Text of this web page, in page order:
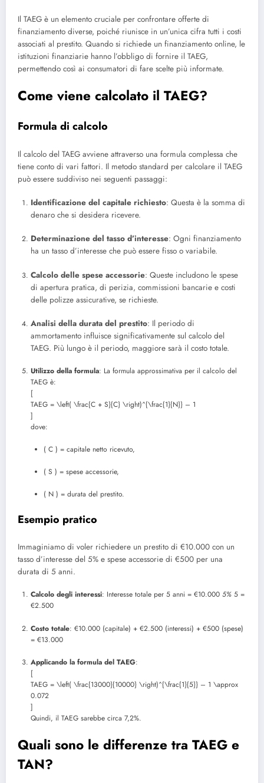
Il TAEG è un elemento cruciale per confrontare offerte di
finanziamento diverse, poiché riunisce in un’unica cifra tutti i costi
associati al prestito. Quando si richiede un finanziamento online, le
istituzioni finanziarie hanno l’obbligo di fornire il TAEG,
permettendo così ai consumatori di fare scelte più informate.
Come viene calcolato il TAEG?
Formula di calcolo
Il calcolo del TAEG avviene attraverso una formula complessa che
tiene conto di vari fattori. Il metodo standard per calcolare il TAEG
può essere suddiviso nei seguenti passaggi:
Identificazione del capitale richiesto: Questa è la somma di
denaro che si desidera ricevere.
Determinazione del tasso d’interesse: Ogni finanziamento
ha un tasso d’interesse che può essere fisso o variabile.
Calcolo delle spese accessorie: Queste includono le spese
di apertura pratica, di perizia, commissioni bancarie e costi
delle polizze assicurative, se richieste.
Analisi della durata del prestito: Il periodo di
ammortamento influisce significativamente sul calcolo del
TAEG. Più lungo è il periodo, maggiore sarà il costo totale.
Utilizzo della formula: La formula approssimativa per il calcolo del
TAEG è:
[
TAEG = \left( \frac{C + S}{C} \right)^{\frac{1}{N}} – 1
]
dove:
( C ) = capitale netto ricevuto,
( S ) = spese accessorie,
( N ) = durata del prestito.
Esempio pratico
Immaginiamo di voler richiedere un prestito di €10.000 con un
tasso d’interesse del 5% e spese accessorie di €500 per una
durata di 5 anni.
Calcolo degli interessi: Interesse totale per 5 anni = €10.000 5% 5 =
€2.500
Costo totale: €10.000 (capitale) + €2.500 (interessi) + €500 (spese)
= €13.000
Applicando la formula del TAEG:
[
TAEG = \left( \frac{13000}{10000} \right)^{\frac{1}{5}} – 1 \approx
0.072
]
Quindi, il TAEG sarebbe circa 7,2%.
Quali sono le differenze tra TAEG e
TAN?